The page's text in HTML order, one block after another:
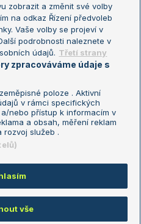
Nastavení soukromí
o zpracování osobních
Využíváme zpravodajství ČTK.
zobrazit a změnit své volby
na odkaz Řízení předvoleb
Vaše volby se projeví v
podrobnosti naleznete v
údajů. Třetí strany
zpracováváme údaje s
poloze . Aktivní
v rámci specifických
nebo přístup k informacím v
a obsah, měření reklam
rozvoj služeb .
vše